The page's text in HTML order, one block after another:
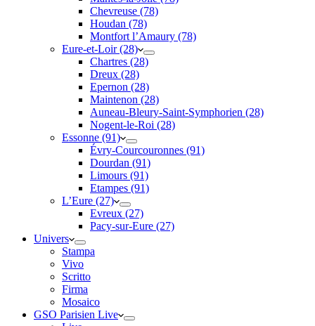
Chevreuse (78)
Houdan (78)
Montfort l’Amaury (78)
Eure-et-Loir (28)
Chartres (28)
Dreux (28)
Epernon (28)
Maintenon (28)
Auneau-Bleury-Saint-Symphorien (28)
Nogent-le-Roi (28)
Essonne (91)
Évry-Courcouronnes (91)
Dourdan (91)
Limours (91)
Etampes (91)
L’Eure (27)
Evreux (27)
Pacy-sur-Eure (27)
Univers
Stampa
Vivo
Scritto
Firma
Mosaico
GSO Parisien Live